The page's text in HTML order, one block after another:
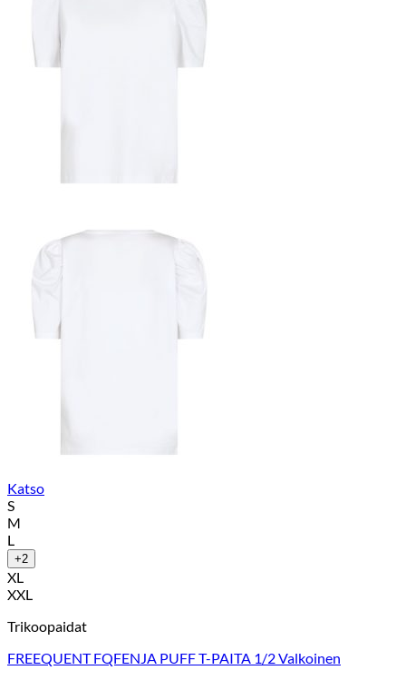
Katso
S
M
L
+2
XL
XXL
Trikoopaidat
FREEQUENT FQFENJA PUFF T-PAITA 1/2 Valkoinen